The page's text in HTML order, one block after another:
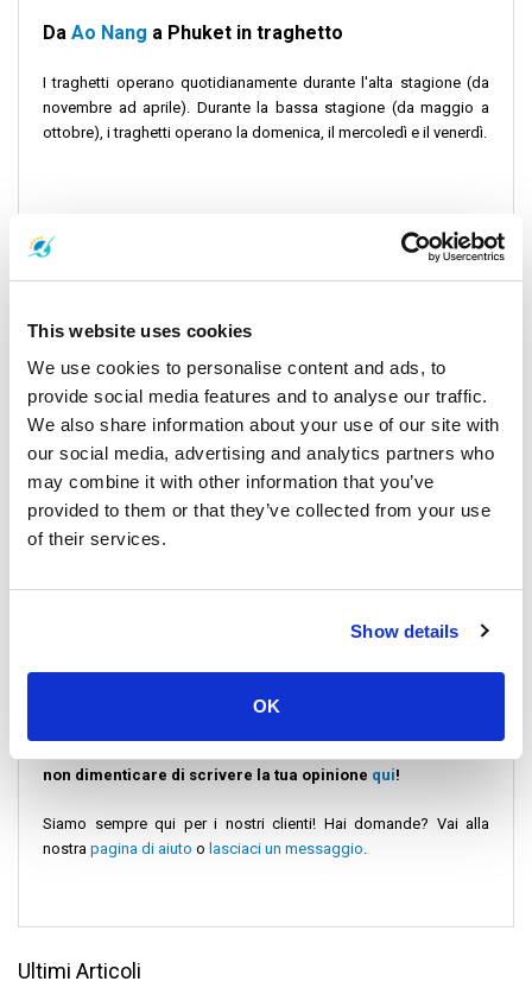
This website uses cookies
We use cookies to personalise content and ads, to
provide social media features and to analyse our traffic.
We also share information about your use of our site with
our social media, advertising and analytics partners who
may combine it with other information that you’ve
provided to them or that they’ve collected from your use
of their services.
Show details
OK
Da Ao Nang a Phuket in traghetto
I traghetti operano quotidianamente durante l'alta stagione (da
novembre ad aprile). Durante la bassa stagione (da maggio a
ottobre), i traghetti operano la domenica, il mercoledì e il venerdì.
Dal molo di Nopparat Thara al molo di Rassada
Si prega di notare che da luglio a ottobre, gli operatori
aggiuntivi, a causa della manutenzione delle imbarcazioni.
Miglior periodo per visitare
Da dicembre a marzo è il periodo migliore per visitare Phuket per
le attività sulla spiaggia. Puoi goderti il bel tempo e una folla
pericolosa ed è difficile trovare un traghetto o un motoscafo a
non dimenticare di scrivere la tua opinione qui!
Siamo sempre qui per i nostri clienti! Hai domande? Vai alla
nostra pagina di aiuto o lasciaci un messaggio.
Ultimi Articoli